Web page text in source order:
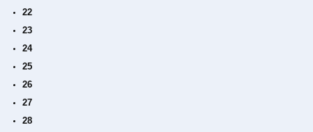
22
23
24
25
26
27
28